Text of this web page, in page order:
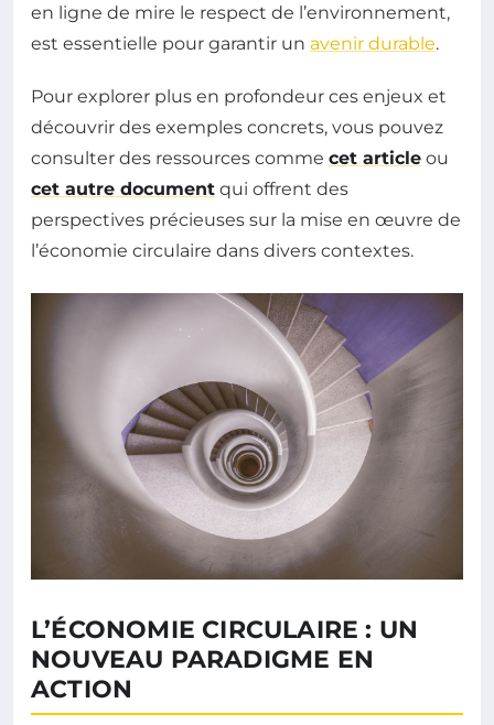
en ligne de mire le respect de l’environnement,
est essentielle pour garantir un avenir durable.
Pour explorer plus en profondeur ces enjeux et
découvrir des exemples concrets, vous pouvez
consulter des ressources comme cet article ou
cet autre document qui offrent des
perspectives précieuses sur la mise en œuvre de
l’économie circulaire dans divers contextes.
L’ÉCONOMIE CIRCULAIRE : UN
NOUVEAU PARADIGME EN
ACTION